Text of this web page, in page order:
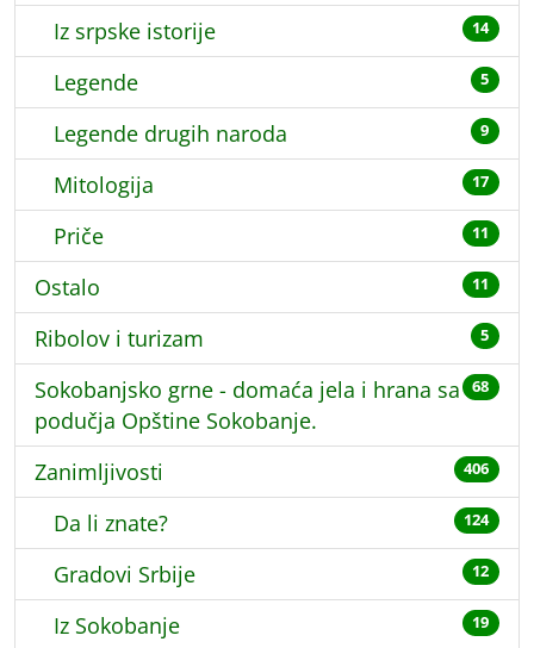
Iz srpske istorije 14
Legende 5
Legende drugih naroda 9
Mitologija 17
Priče 11
Ostalo 11
Ribolov i turizam 5
Sokobanjsko grne - domaća jela i hrana sa
podučja Opštine Sokobanje.
68
Zanimljivosti 406
Da li znate? 124
Gradovi Srbije 12
Iz Sokobanje 19